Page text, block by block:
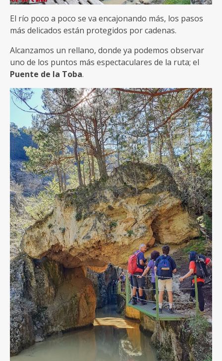
El río poco a poco se va encajonando más, los pasos
más delicados están protegidos por cadenas.
Alcanzamos un rellano, donde ya podemos observar
uno de los puntos más espectaculares de la ruta; el
Puente de la Toba.